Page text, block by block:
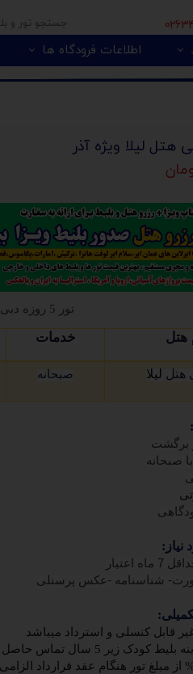
اطلاعات فرودگاه ها
هتل لیلا ویژه آذر
تور 5 روزه دبی هتل لیلا
هتل خدمات
هتل لیلا صبحانه
برگشت
صبحانه
نیاز:
اعتبار
شناسنامه -عکس پرسنلی
قابل کنسلی و استرداد میباشد
زیر 5 سال تماس حاصل فرمایید